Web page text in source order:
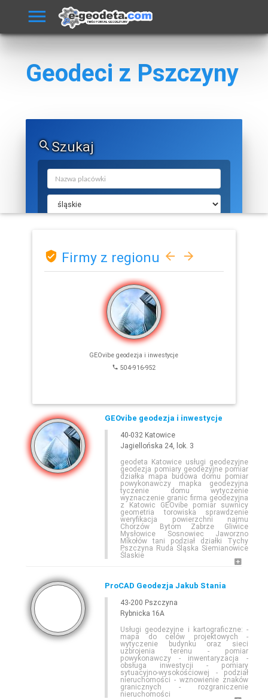
Geodeci z Pszczyny
Szukaj
ŚLĄSKIE » PSZCZYNA
Firmy z regionu
GEOvibe geodezja i inwestycje
504-916-952
GEOvibe geodezja i inwestycje
40-032 Katowice
Jagiellońska 24, lok. 3
geodeta Katowice usługi geodezyjne
geodezja pomiary geodezyjne pomiar
działka mapa budowa domu pomiar
powykonawczy mapka geodezyjna
tyczenie domu wytyczenie
wyznaczenie granic firma geodezyjna
z Katowic GEOvibe pomiar suwnicy
geometria torowiska sprawdzenie
weryfikacja powierzchni najmu
Chorzów Bytom Zabrze Gliwice
Mysłowice Sosnowiec Jaworzno
Mikołów tani podział działki Tychy
Pszczyna Ruda Śląska Siemianowice
Ślaskie
ProCAD Geodezja Jakub Stania
43-200 Pszczyna
Rybnicka 16A
Usługi geodezyjne i kartograficzne: -
mapa do celów projektowych -
wytyczenie budynku oraz sieci
uzbrojenia terenu - pomiar
powykonawczy - inwentaryzacja -
obsługa inwestycji - pomiary
sytuacyjno-wysokościowej - podział
nieruchomości - wznowienie znaków
granicznych - rozgraniczenie
nieruchomości